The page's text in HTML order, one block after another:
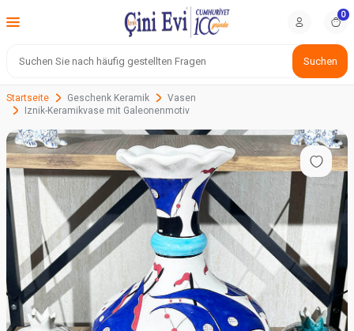
Suchen
0
Startseite Geschenk Keramik
Vasen
Iznik-Keramikvase mit Galeonenmotiv